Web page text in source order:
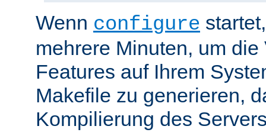
Wenn configure
mehrere Minuten, um
Features auf Ihrem
Makefile zu generieren,
Kompilierung des